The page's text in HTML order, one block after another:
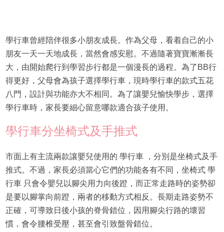
學行車曾經陪伴很多小朋友成長。作為父母，看着自己的小
朋友一天一天地成長，當然會感安慰。不過隨著寶寶漸漸長
大，由開始爬行到學習步行都是一個漫長的過程。為了BB行
得更好，父母會為孩子選擇學行車，現時學行車的款式五花
八門，設計與功能亦大不相同。為了讓嬰兒愉快學步，選擇
學行車時，家長要細心留意哪款適合孩子使用。
學行車分坐椅式及手推式
市面上有主流兩款讓嬰兒使用的 學行車 ，分別是坐椅式及手
推式。不過，家長必須當心它們的功能各有不同，坐椅式 學
行車 只會令嬰兒以腳尖用力向後蹬，而正常走路時的姿勢卻
是要以腳掌向前蹬，兩者的移動方式相反。長期走路姿勢不
正確，可導致日後小孩的脊骨錯位，因用腳尖行路的壞習
慣，會令腰椎受壓，甚至會引致盤骨錯位。